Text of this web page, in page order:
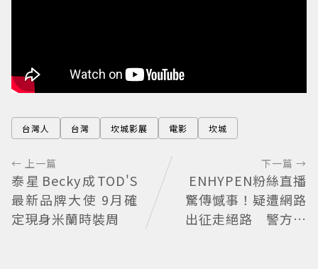
台灣人 台灣 坎城影展 電影 坎城
← 上一篇
泰星Becky成TOD'S
最新品牌大使 9月確
定現身米蘭時裝周
下一篇 →
ENHYPEN粉絲直播
驚傳憾事！疑遭網路
出征走絕路 警方到